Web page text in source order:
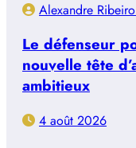
Alexandre Ribeiro
Le défenseur
nouvelle tête
ambitieux
4 août 2026